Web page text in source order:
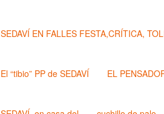
SEDAVÍ EN FALLES FESTA,CRÍTICA,
El “tibio” PP de SEDAVÍ EL